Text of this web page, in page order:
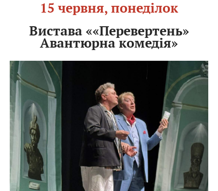
15 червня, понеділок
Вистава ««Перевертень»
Авантюрна комедія»